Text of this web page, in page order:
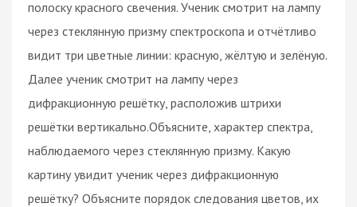
полоску красного свечения. Ученик смотрит на лампу
через стеклянную призму спектроскопа и отчётливо
видит три цветные линии: красную, жёлтую и зелёную.
Далее ученик смотрит на лампу через
дифракционную решётку, расположив штрихи
решётки вертикально.Объясните, характер спектра,
наблюдаемого через стеклянную призму. Какую
картину увидит ученик через дифракционную
решётку? Объясните порядок следования цветов, их